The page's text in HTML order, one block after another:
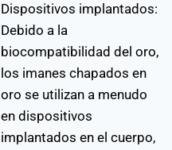
Dispositivos implantados:
Debido a la
biocompatibilidad del oro,
los imanes chapados en
oro se utilizan a menudo
en dispositivos
implantados en el cuerpo,